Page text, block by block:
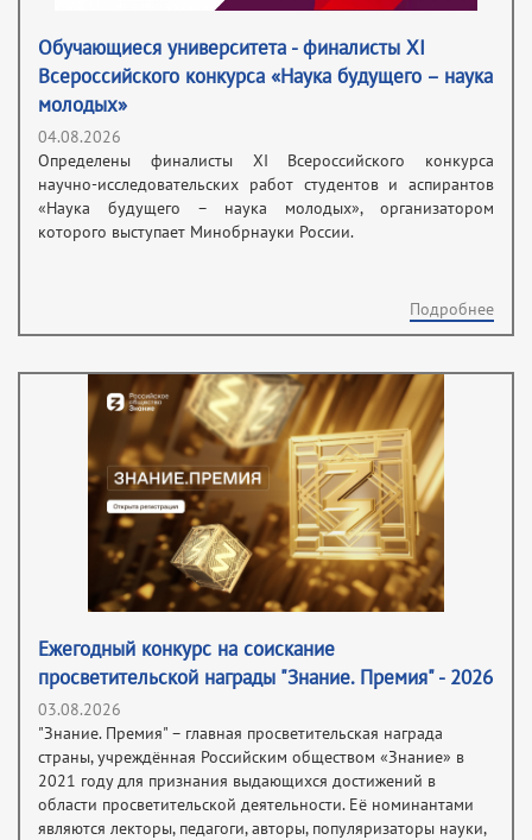
Обучающиеся университета - финалисты XI
Всероссийского конкурса «Наука будущего – наука
молодых»
04.08.2026
Определены финалисты XI Всероссийского конкурса
научно-исследовательских работ студентов и аспирантов
«Наука будущего – наука молодых», организатором
которого выступает Минобрнауки России.
Подробнее
Ежегодный конкурс на соискание
просветительской награды "Знание. Премия" - 2026
03.08.2026
"Знание. Премия" – главная просветительская награда
страны, учреждённая Российским обществом «Знание» в
2021 году для признания выдающихся достижений в
области просветительской деятельности. Её номинантами
являются лекторы, педагоги, авторы, популяризаторы науки,